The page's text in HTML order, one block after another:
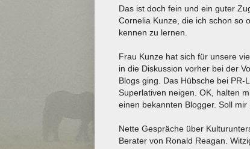
Das ist doch fein und ein guter
Cornelia Kunze, die ich schon so
kennen zu lernen.
Frau Kunze hat sich für unsere
in die Diskussion vorher bei der
Blogs ging. Das Hübsche bei
Superlativen neigen. OK, halten
einen bekannten Blogger. Soll mir
Nette Gespräche über
Berater von Ronald Reagan.